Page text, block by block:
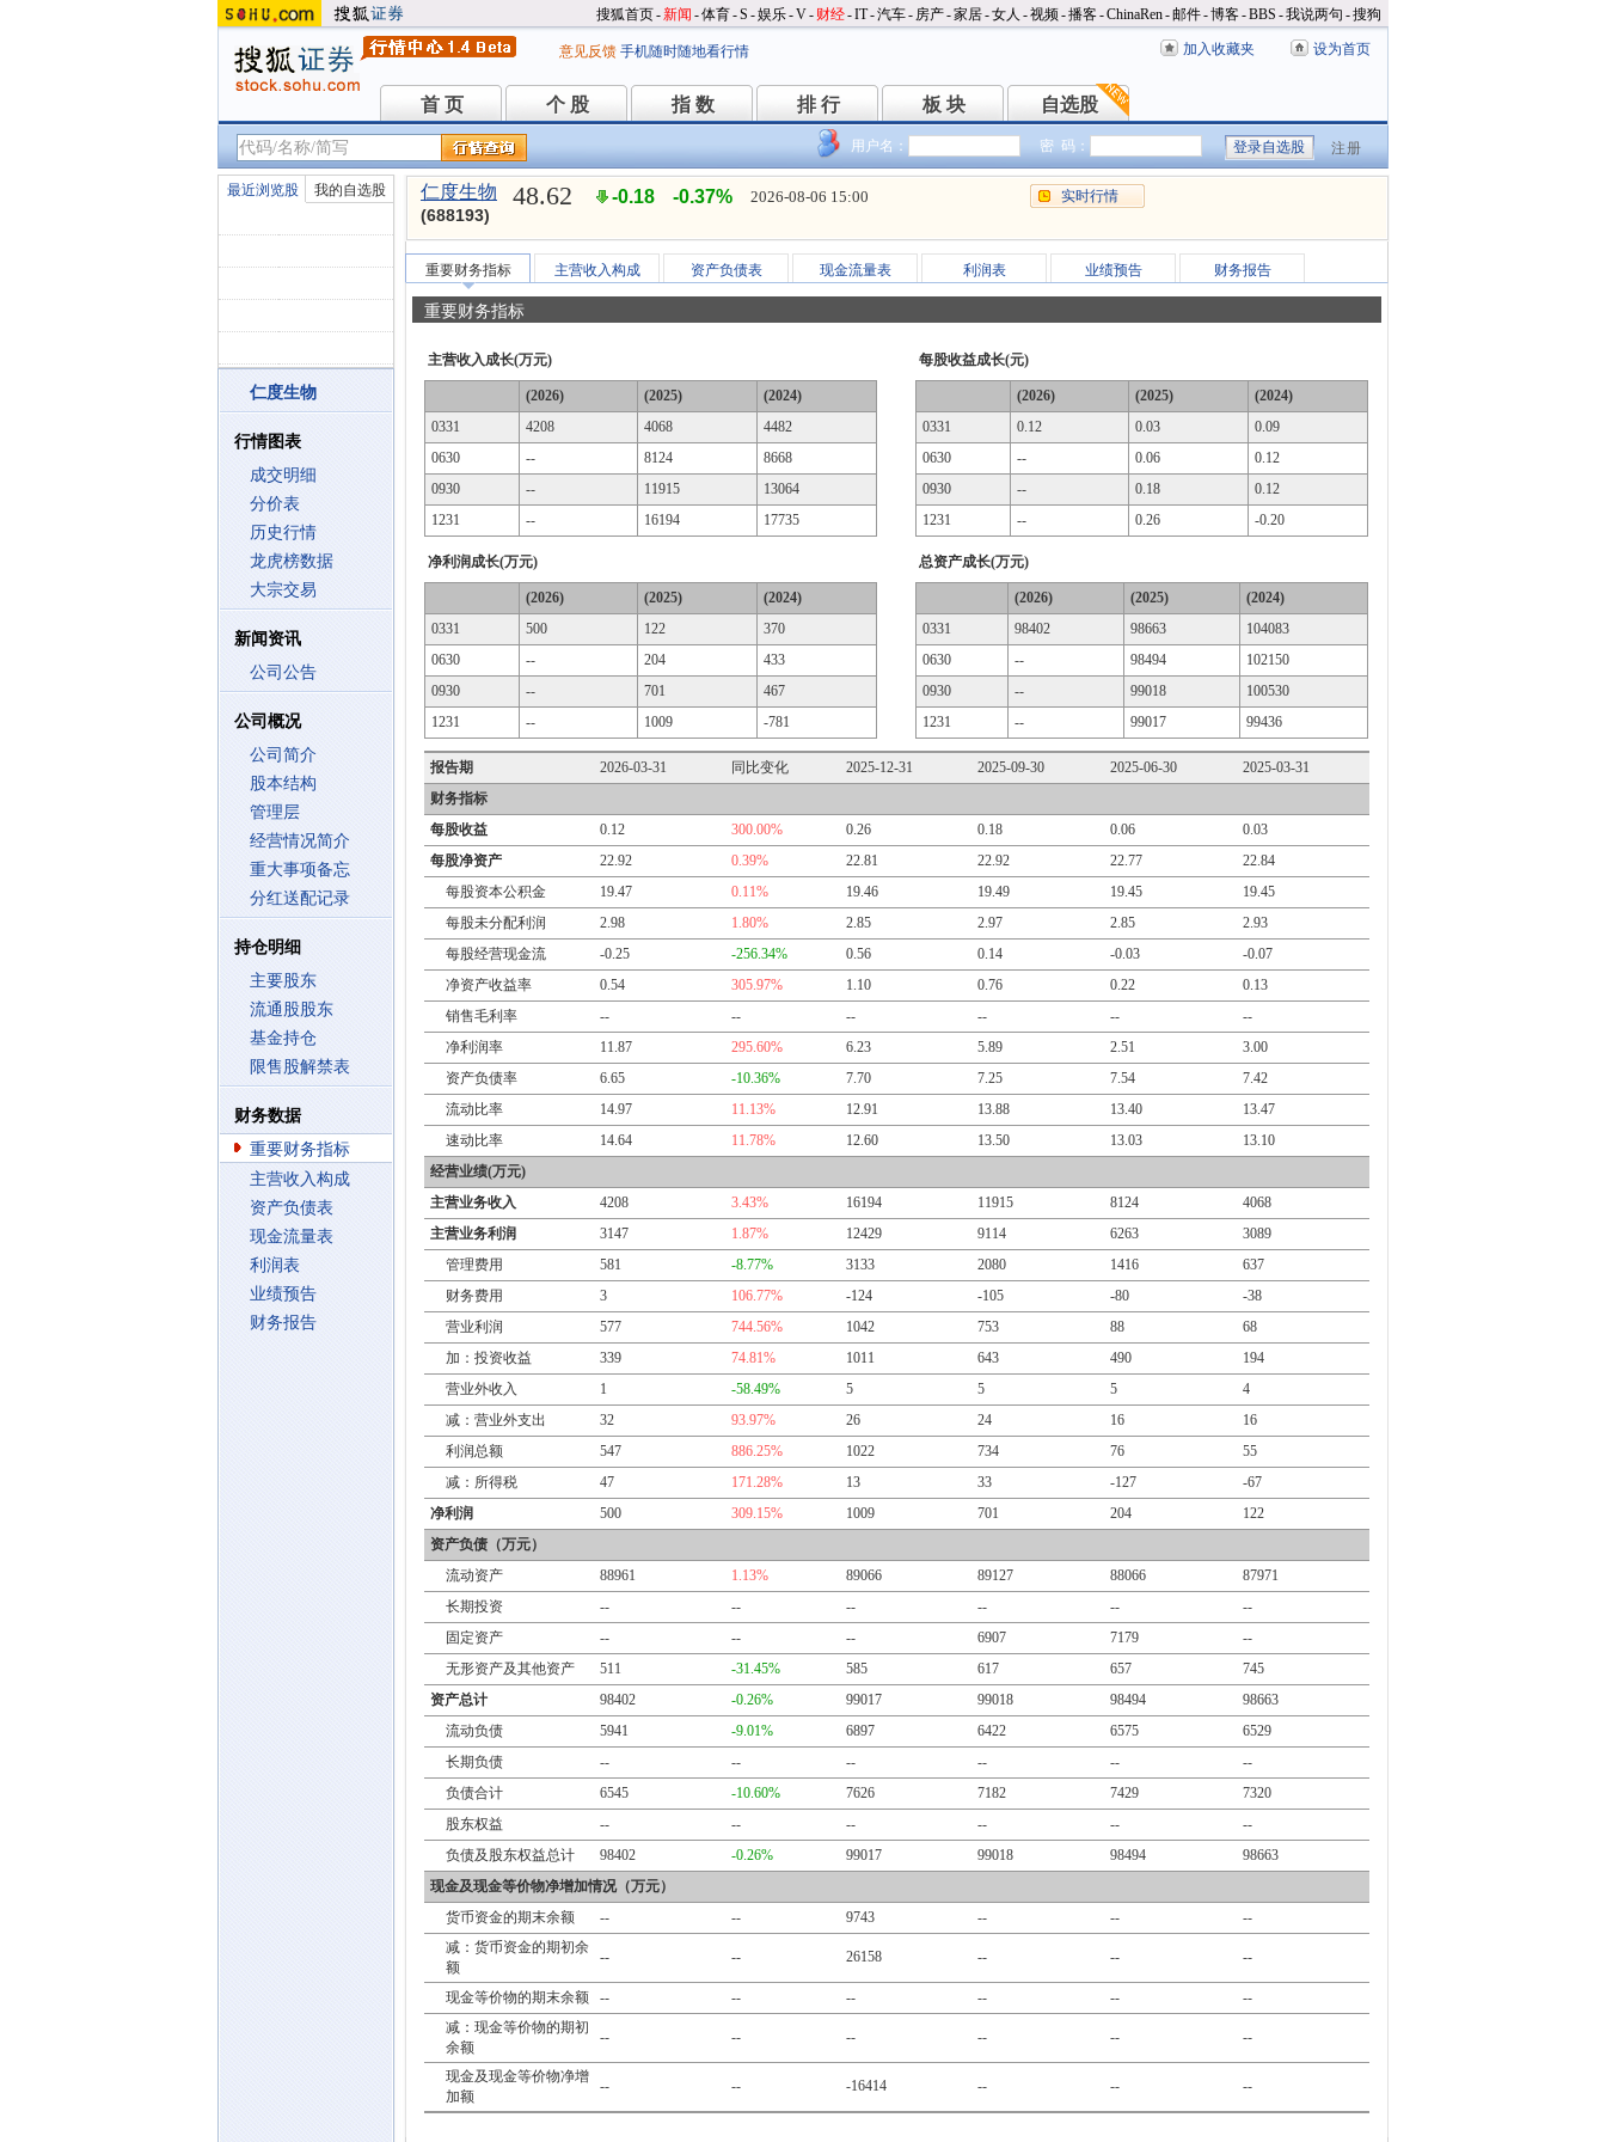
搜狐首页-新闻 -体育-S -娱乐-V- 财经-IT-汽车- 房产-家居-女人 -视频-播客-ChinaRen-邮件-博客-BBS -我说两句 -搜狗
意见反馈 手机随时随地看行情 加入收藏夹 设为首页
首 页
首 页 个 股
个 股 指 数
指 数 排 行
排 行 板 块
板 块 自选股
自选股
用户名： 密 码： 注册
最近浏览股 我的自选股
仁度生物
行情图表
成交明细
分价表
历史行情
龙虎榜数据
大宗交易
新闻资讯
公司公告
公司概况
公司简介
股本结构
管理层
经营情况简介
重大事项备忘
分红送配记录
持仓明细
主要股东
流通股股东
基金持仓
限售股解禁表
财务数据
重要财务指标
主营收入构成
资产负债表
现金流量表
利润表
业绩预告
财务报告
仁度生物
(688193)
48.62 -0.18 -0.37% 2026-08-06 15:00 实时行情
重要财务指标 主营收入构成 资产负债表 现金流量表 利润表 业绩预告 财务报告
重要财务指标
主营收入成长(万元)
(2026) (2025)
(2024)
0331
4208 4068
4482
0630
-- 8124
8668
0930
-- 11915
13064
1231
-- 16194 17735
净利润成长(万元)
(2026) (2025)
(2024)
0331
500 122
370
0630
-- 204
433
0930
-- 701
467
1231
-- 1009 -781
每股收益成长(元)
(2026) (2025)
(2024)
0331
0.12 0.03
0.09
0630
-- 0.06
0.12
0930
-- 0.18
0.12
1231
-- 0.26 -0.20
总资产成长(万元)
(2026) (2025)
(2024)
0331
98402 98663
104083
0630
-- 98494
102150
0930
-- 99018
100530
1231
-- 99017 99436
报告期 2026-03-31 同比变化 2025-12-31 2025-09-30 2025-06-30
2025-03-31
财务指标
每股收益
0.12 300.00% 0.26 0.18 0.06
0.03
每股净资产
22.92 0.39% 22.81 22.92 22.77
22.84
每股资本公积金
19.47 0.11% 19.46 19.49 19.45
19.45
每股未分配利润
2.98 1.80% 2.85 2.97 2.85
2.93
每股经营现金流
-0.25 -256.34% 0.56 0.14 -0.03
-0.07
净资产收益率
0.54 305.97% 1.10 0.76 0.22
0.13
销售毛利率
-- -- -- -- --
--
净利润率
11.87 295.60% 6.23 5.89 2.51
3.00
资产负债率
6.65 -10.36% 7.70 7.25 7.54
7.42
流动比率
14.97 11.13% 12.91 13.88 13.40
13.47
速动比率
14.64 11.78% 12.60 13.50 13.03
13.10
经营业绩(万元)
主营业务收入
4208 3.43% 16194 11915 8124
4068
主营业务利润
3147 1.87% 12429 9114 6263
3089
管理费用
581 -8.77% 3133 2080 1416
637
财务费用
3 106.77% -124 -105 -80
-38
营业利润
577 744.56% 1042 753 88
68
加：投资收益
339 74.81% 1011 643 490
194
营业外收入
1 -58.49% 5 5 5
4
减：营业外支出
32 93.97% 26 24 16
16
利润总额
547 886.25% 1022 734 76
55
减：所得税
47 171.28% 13 33 -127
-67
净利润
500 309.15% 1009 701 204
122
资产负债（万元）
流动资产
88961 1.13% 89066 89127 88066
87971
长期投资
-- -- -- -- --
--
固定资产
-- -- -- 6907 7179
--
无形资产及其他资产
511 -31.45% 585 617 657
745
资产总计
98402 -0.26% 99017 99018 98494
98663
流动负债
5941 -9.01% 6897 6422 6575
6529
长期负债
-- -- -- -- --
--
负债合计
6545 -10.60% 7626 7182 7429
7320
股东权益
-- -- -- -- --
--
负债及股东权益总计
98402 -0.26% 99017 99018 98494
98663
现金及现金等价物净增加情况（万元）
货币资金的期末余额
-- -- 9743 -- --
--
减：货币资金的期初余
额
-- -- 26158 -- -- --
现金等价物的期末余额 -- -- -- -- --
--
减：现金等价物的期初
余额
-- -- -- -- -- --
现金及现金等价物净增
加额
-- -- -16414 -- -- --